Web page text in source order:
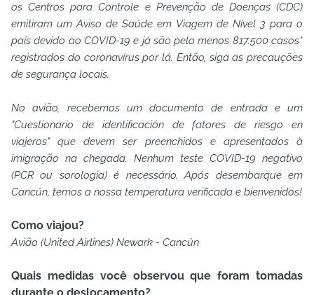
os Centros para Controle e Prevenção de Doenças (CDC)
emitiram um Aviso de Saúde em Viagem de Nível 3 para o
país devido ao COVID-19 e já são pelo menos 817.500 casos*
registrados do coronavírus por lá. Então, siga as precauções
de segurança locais.
No avião, recebemos um documento de entrada e um
"Cuestionario de identificación de fatores de riesgo en
viajeros" que devem ser preenchidos e apresentados à
imigração na chegada. Nenhum teste COVID-19 negativo
(PCR ou sorologia) é necessário.Após desembarque em
Cancún, temos a nossa temperatura verificada e bienvenidos!
Como viajou?
Avião (United Airlines) Newark - Cancún
Quais medidas você observou que foram tomadas